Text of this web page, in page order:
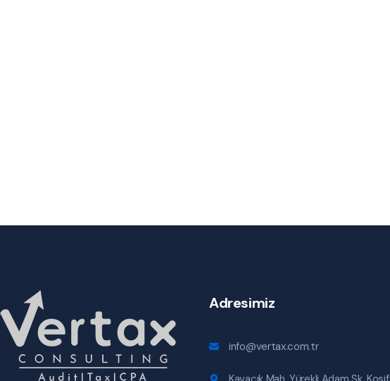
Adresimiz
info@vertax.com.tr